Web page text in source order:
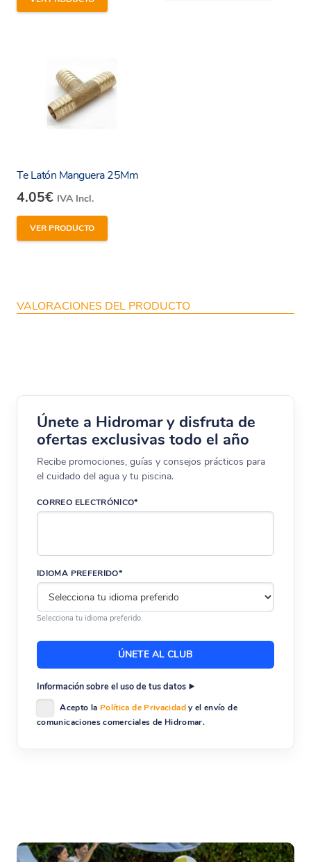
Te Latón Manguera 25Mm
4.05€ IVA Incl.
VER PRODUCTO
VALORACIONES DEL PRODUCTO
Únete a Hidromar y disfruta de
ofertas exclusivas todo el año
Recibe promociones, guías y consejos prácticos para
el cuidado del agua y tu piscina.
CORREO ELECTRÓNICO*
IDIOMA PREFERIDO*
Selecciona tu idioma preferido.
Información sobre el uso de tus datos
Acepto la Política de Privacidady el envío de
comunicaciones comerciales de Hidromar.